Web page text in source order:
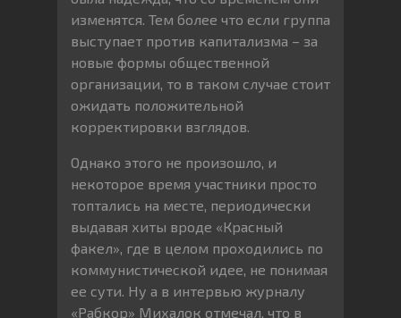
изменятся. Тем более что если группа
выступает против капитализма – за
новые формы общественной
организации, то в таком случае стоит
ожидать положительной
корректировки взглядов.
Однако этого не произошло, и
некоторое время участники просто
топтались на месте, периодически
выдавая хиты вроде «Красный
факел», где в целом проходились по
коммунистической идее, не понимая
ее сути. Ну а в интервью журналу
«Рабкор» Михалок отмечал, что в